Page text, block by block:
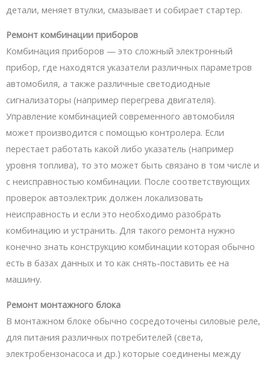
детали, меняет втулки, смазывает и собирает стартер.
Ремонт комбинации приборов
Комбинация приборов — это сложный электронный
прибор, где находятся указатели различных параметров
автомобиля, а также различные светодиодные
сигнализаторы (например перегрева двигателя).
Управление комбинацией современного автомобиля
может производится с помощью контролера. Если
перестает работать какой либо указатель (например
уровня топлива), то это может быть связано в том числе и
с неисправностью комбинации. После соответствующих
проверок автоэлектрик должен локализовать
неисправность и если это необходимо разобрать
комбинацию и устранить. Для такого ремонта нужно
конечно знать конструкцию комбинации которая обычно
есть в базах данных и то как снять-поставить ее на
машину.
Ремонт монтажного блока
В монтажном блоке обычно сосредоточены силовые реле,
для питания различных потребителей (света,
электробензонасоса и др.) которые соединены между